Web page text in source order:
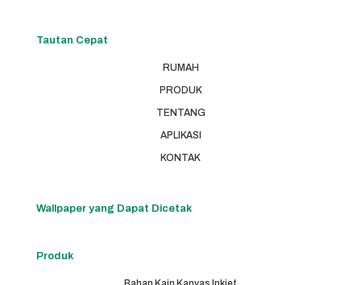
Tautan Cepat
RUMAH
PRODUK
TENTANG
APLIKASI
KONTAK
Wallpaper yang Dapat Dicetak
Produk